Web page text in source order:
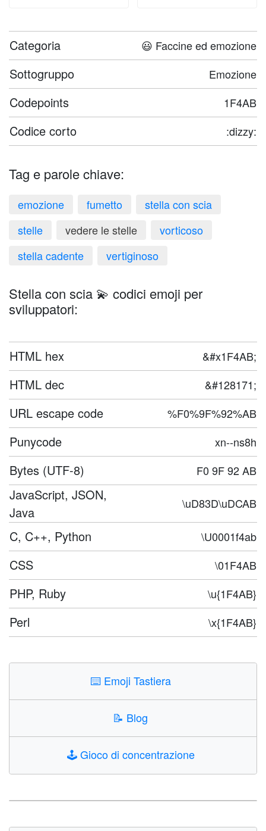
Categoria 😃 Faccine ed emozione
Sottogruppo Emozione
Codepoints 1F4AB
Codice corto :dizzy:
Tag e parole chiave:
emozione fumetto
stella con scia
stelle
vedere le stelle
vorticoso
stella cadente
vertiginoso
Stella con scia 💫 codici emoji per
sviluppatori:
HTML hex &#x1F4AB;
HTML dec &#128171;
URL escape code %F0%9F%92%AB
Punycode xn--ns8h
Bytes (UTF-8) F0 9F 92 AB
JavaScript, JSON,
Java
\uD83D\uDCAB
C, C++, Python \U0001f4ab
CSS \01F4AB
PHP, Ruby \u{1F4AB}
Perl \x{1F4AB}
⌨️ Emoji Tastiera
📝 Blog
🕹️Gioco di concentrazione